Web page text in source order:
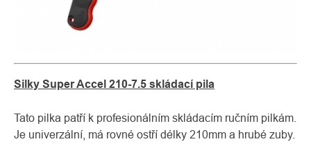
Silky Super Accel 210-7.5 skládací pila
Tato pilka patří k profesionálním skládacím ručním pilkám.
Je univerzální, má rovné ostří délky 210mm a hrubé zuby.